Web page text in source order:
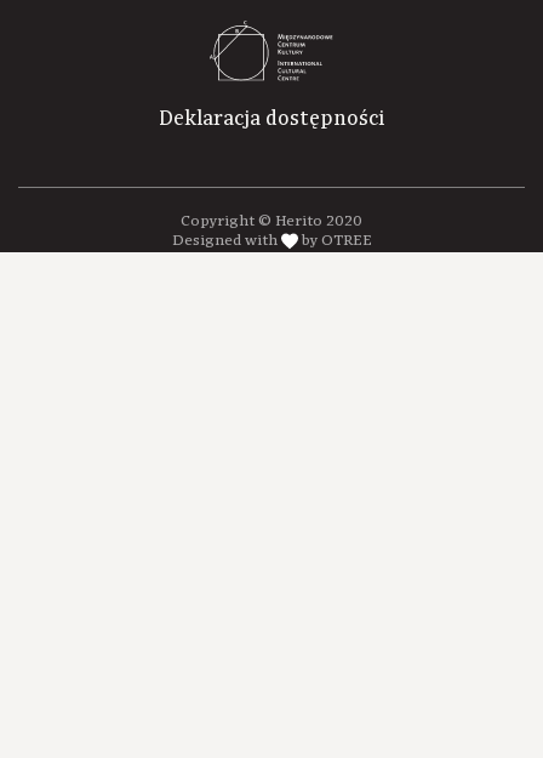
Deklaracja dostępności
Copyright © Herito 2020
Designed with
by OTREE